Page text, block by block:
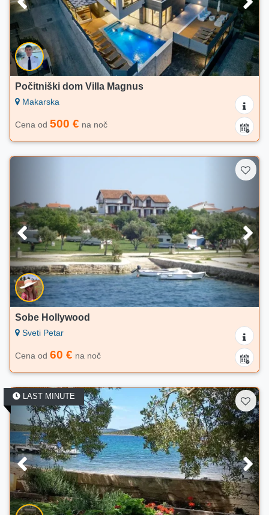
Počitniški dom Villa Magnus
Makarska
Cena od 500 € na noč
Sobe Hollywood
Sveti Petar
Cena od 60 € na noč
LAST MINUTE